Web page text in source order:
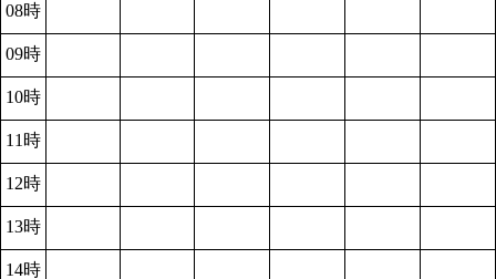
08時
09時
10時
11時
12時
13時
14時